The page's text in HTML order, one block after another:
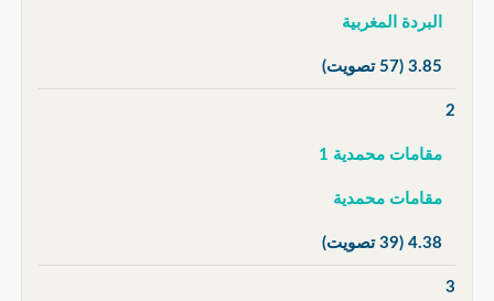
البردة المغربية
3.85 (57 تصويت)
2
مقامات محمدية 1
مقامات محمدية
4.38 (39 تصويت)
3